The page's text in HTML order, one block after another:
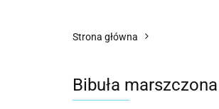
Strona główna
Bibuła